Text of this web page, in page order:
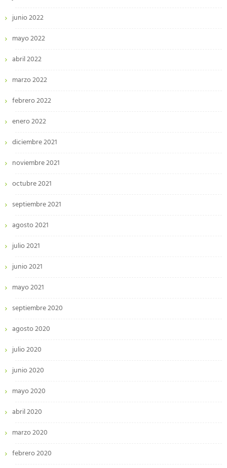
junio 2022
mayo 2022
abril 2022
marzo 2022
febrero 2022
enero 2022
diciembre 2021
noviembre 2021
octubre 2021
septiembre 2021
agosto 2021
julio 2021
junio 2021
mayo 2021
septiembre 2020
agosto 2020
julio 2020
junio 2020
mayo 2020
abril 2020
marzo 2020
febrero 2020